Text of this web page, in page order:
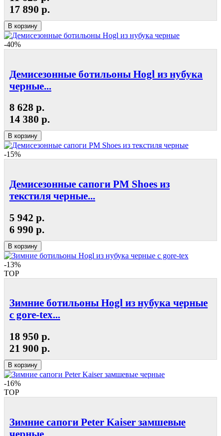
17 890 р.
В корзину
-40%
Демисезонные ботильоны Hogl из нубука
черные...
8 628 р.
14 380 р.
В корзину
-15%
Демисезонные сапоги РМ Shoes из
текстиля черные...
5 942 р.
6 990 р.
В корзину
-13%
TOP
Зимние ботильоны Hogl из нубука черные
с gore-tex...
18 950 р.
21 900 р.
В корзину
-16%
TOP
Зимние сапоги Peter Kaiser замшевые
черные...